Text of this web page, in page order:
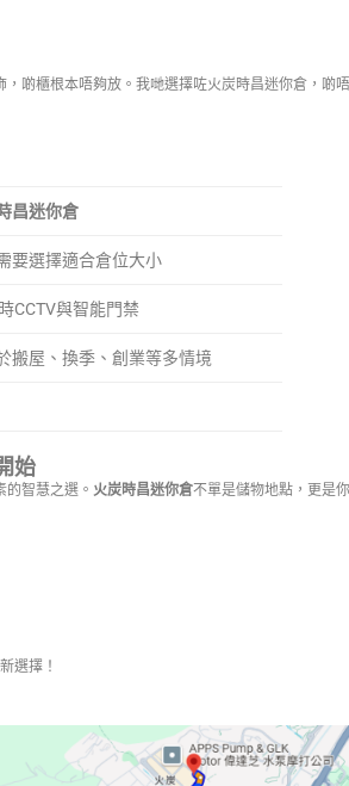
啲櫃根本唔夠放。我哋選擇咗火炭時昌迷你倉，啲
昌迷你倉
要選擇適合倉位大小
CCTV與智能門禁
搬屋、換季、創業等多情境
始
智慧之選。 火炭時昌迷你倉不單是儲物地點，更是
選擇！